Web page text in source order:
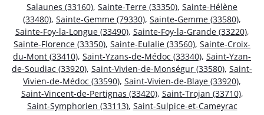
Salaunes (33160), Sainte-Terre (33350), Sainte-Hélène
(33480), Sainte-Gemme (79330), Sainte-Gemme (33580),
Sainte-Foy-la-Longue (33490), Sainte-Foy-la-Grande (33220),
Sainte-Florence (33350), Sainte-Eulalie (33560), Sainte-Croix-
du-Mont (33410), Saint-Yzans-de-Médoc (33340), Saint-Yzan-
de-Soudiac (33920), Saint-Vivien-de-Monségur (33580), Saint-
Vivien-de-Médoc (33590), Saint-Vivien-de-Blaye (33920),
Saint-Vincent-de-Pertignas (33420), Saint-Trojan (33710),
Saint-Symphorien (33113), Saint-Sulpice-et-Cameyrac